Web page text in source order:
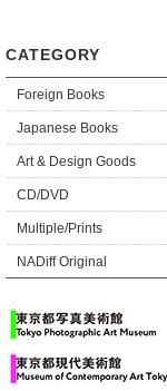
CATEGORY
Foreign Books
Japanese Books
Art & Design Goods
CD/DVD
Multiple/Prints
NADiff Original